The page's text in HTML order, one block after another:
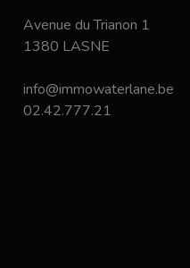
Avenue du Trianon 1
1380 LASNE
info@immowaterlane.be
02.42.777.21